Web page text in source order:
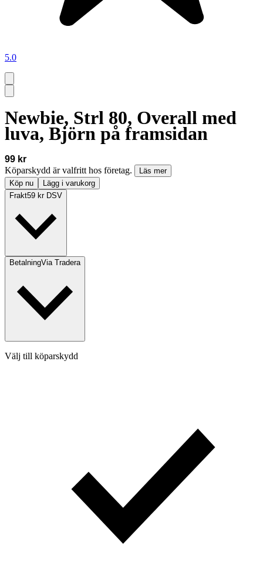
5.0
Newbie, Strl 80, Overall med
luva, Björn på framsidan
99 kr
Köparskydd är valfritt hos företag.
Läs mer
Köp nu
Lägg i varukorg
Frakt59 kr DSV
BetalningVia Tradera
Välj till köparskydd